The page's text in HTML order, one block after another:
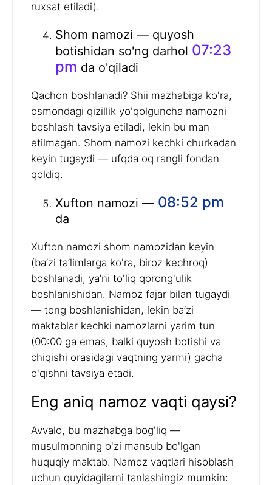
ruxsat etiladi).
Shom namozi — quyosh
botishidan so'ng darhol 07:23
pm da o'qiladi
Qachon boshlanadi? Shii mazhabiga ko'ra,
osmondagi qizillik yo'qolguncha namozni
boshlash tavsiya etiladi, lekin bu man
etilmagan. Shom namozi kechki churkadan
keyin tugaydi — ufqda oq rangli fondan
qoldiq.
Xufton namozi — 08:52 pm
da
Xufton namozi shom namozidan keyin
(ba’zi ta’limlarga ko'ra, biroz kechroq)
boshlanadi, ya’ni to'liq qorong'ulik
boshlanishidan. Namoz fajar bilan tugaydi
— tong boshlanishidan, lekin ba’zi
maktablar kechki namozlarni yarim tun
(00:00 ga emas, balki quyosh botishi va
chiqishi orasidagi vaqtning yarmi) gacha
o'qishni tavsiya etadi.
Eng aniq namoz vaqti qaysi?
Avvalo, bu mazhabga bog'liq —
musulmonning o'zi mansub bo'lgan
huquqiy maktab. Namoz vaqtlari hisoblash
uchun quyidagilarni tanlashingiz mumkin: